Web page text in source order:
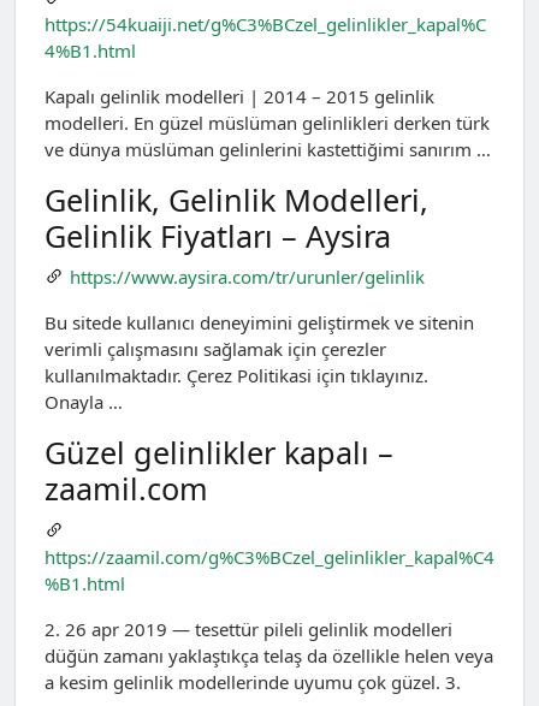
https://54kuaiji.net/g%C3%BCzel_gelinlikler_kapal%C
4%B1.html
Kapalı gelinlik modelleri | 2014 – 2015 gelinlik
modelleri. En güzel müslüman gelinlikleri derken türk
ve dünya müslüman gelinlerini kastettiğimi sanırım …
Gelinlik, Gelinlik Modelleri,
Gelinlik Fiyatları – Aysira
https://www.aysira.com/tr/urunler/gelinlik
Bu sitede kullanıcı deneyimini geliştirmek ve sitenin
verimli çalışmasını sağlamak için çerezler
kullanılmaktadır. Çerez Politikasi için tıklayınız.
Onayla …
Güzel gelinlikler kapalı –
zaamil.com
https://zaamil.com/g%C3%BCzel_gelinlikler_kapal%C4
%B1.html
2. 26 apr 2019 — tesettür pileli gelinlik modelleri
düğün zamanı yaklaştıkça telaş da özellikle helen veya
a kesim gelinlik modellerinde uyumu çok güzel. 3.